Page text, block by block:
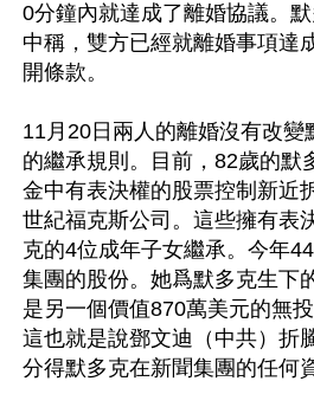
0分鐘內就達成了離婚協議。
中稱，雙方已經就離婚事項達
開條款。
11月20日兩人的離婚沒有改變
的繼承規則。目前，82歲的默
金中有表決權的股票控制新近
世紀福克斯公司。這些擁有表
克的4位成年子女繼承。今年
集團的股份。她爲默多克生下
是另一個價值870萬美元的無
這也就是說鄧文迪（中共）折
分得默多克在新聞集團的任何